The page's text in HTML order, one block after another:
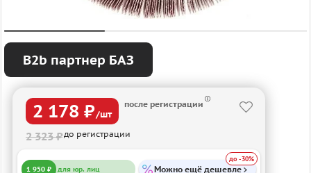
B2b партнер БАЗ
2 178 ₽/шт
после регистрации
2 323 ₽до регистрации
1 950 ₽ для юр. лиц Можно ещё дешевле
до -30%